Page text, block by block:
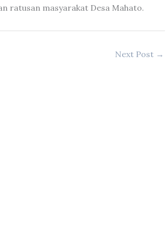
ratusan masyarakat Desa Mahato.
Next Post →